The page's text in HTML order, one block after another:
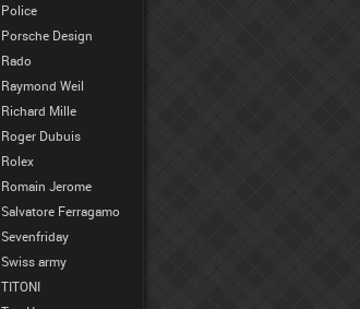
Police
Porsche Design
Rado
Raymond Weil
Richard Mille
Roger Dubuis
Rolex
Romain Jerome
Salvatore Ferragamo
Sevenfriday
Swiss army
TITONI